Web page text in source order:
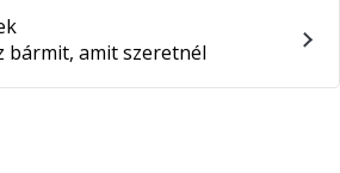
bármit, amit szeretnél